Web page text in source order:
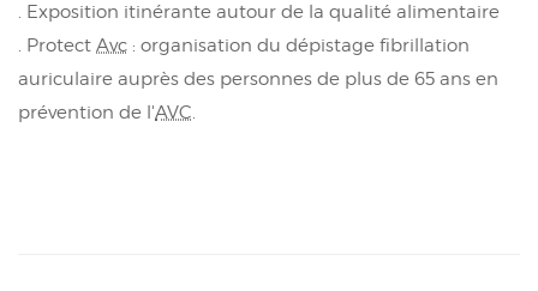
. Exposition itinérante autour de la qualité alimentaire
. Protect Avc : organisation du dépistage fibrillation
auriculaire auprès des personnes de plus de 65 ans en
prévention de l'AVC.